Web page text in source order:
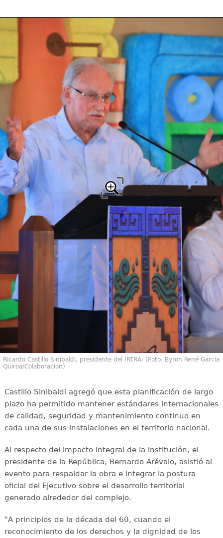
Ricardo Castillo Sinibaldi, presidente del IRTRA. (Foto: Byron René García
Quiroa/Colaboración)
Castillo Sinibaldi agregó que esta planificación de largo
plazo ha permitido mantener estándares internacionales
de calidad, seguridad y mantenimiento continuo en
cada una de sus instalaciones en el territorio nacional.
Al respecto del impacto integral de la institución, el
presidente de la República, Bernardo Arévalo, asistió al
evento para respaldar la obra e integrar la postura
oficial del Ejecutivo sobre el desarrollo territorial
generado alrededor del complejo.
"A principios de la década del 60, cuando el
reconocimiento de los derechos y la dignidad de los